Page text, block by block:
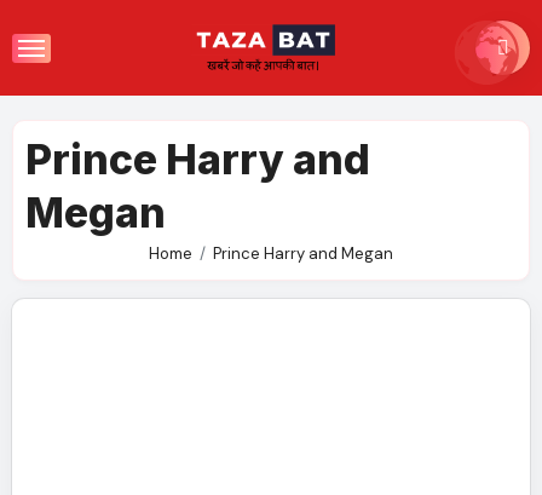
to
Prince Harry and
Megan
Home Prince Harry and Megan